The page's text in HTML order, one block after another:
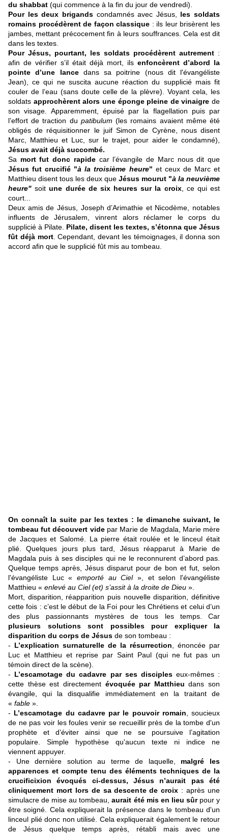
du shabbat (qui commence à la fin du jour de vendredi).
Pour les deux brigandscondamnés avec Jésus, les soldats
romains procédèrent de façon classique : ils leur brisèrent les
jambes, mettant précocement fin à leurs souffrances. Cela est dit
dans les textes.
Pour Jésus, pourtant, les soldats procédèrent autrement :
afin de vérifier s’il était déjà mort, ils enfoncèrent d’abord la
pointe d’une lancedans sa poitrine (nous dit l'évangéliste
Jean), ce qui ne suscita aucune réaction du supplicié mais fit
couler de l’eau (sans doute celle de la plèvre). Voyant cela, les
soldats approchèrent alors une éponge pleine de vinaigre de
son visage. Apparemment, épuisé par la flagellation puis par
l’effort de traction du patibulum (les romains avaient même été
obligés de réquisitionner le juif Simon de Cyrène, nous disent
Marc, Matthieu et Luc, sur le trajet, pour aider le condamné),
Jésus avait déjà succombé.
Sa mort fut donc rapidecar l’évangile de Marc nous dit que
Jésus fut crucifié "à la troisième heure" et ceux de Marc et
Matthieu disent tous les deux que Jésus mourut "à la neuvième
heure" soitune durée de six heures sur la croix, ce qui est
court...
Deux amis de Jésus, Joseph d’Arimathie et Nicodème, notables
influents de Jérusalem, vinrent alors réclamer le corps du
supplicié à Pilate. Pilate, disent les textes, s’étonna que Jésus
fût déjà mort. Cependant, devant les témoignages, il donna son
accord afin que le supplicié fût mis au tombeau.
On connaît la suite par les textes : le dimanche suivant, le
tombeau fut découvert videpar Marie de Magdala, Marie mère
de Jacques et Salomé. La pierre était roulée et le linceul était
plié. Quelques jours plus tard, Jésus réapparut à Marie de
Magdala puis à ses disciples qui ne le reconnurent d’abord pas.
Quelque temps après, Jésus disparut pour de bon et fut, selon
l'évangéliste Luc « emporté au Ciel», et selon l'évangéliste
Matthieu « enlevé au Ciel (et) s’assit à la droite de Dieu ».
Mort, disparition, réapparition puis nouvelle disparition, définitive
cette fois : c’est le début de la Foi pour les Chrétiens et celui d’un
des plus passionnants mystères de tous les temps. Car
plusieurs solutions sont possibles pour expliquer la
disparition du corps de Jésus de son tombeau :
- L’explication surnaturelle de la résurrection , énoncée par
Luc et Matthieu et reprise par Saint Paul (qui ne fut pas un
témoin direct de la scène).
- L’escamotage du cadavre par ses discipleseux-mêmes :
cette thèse est directement évoquée par Matthieu dans son
évangile, qui la disqualifie immédiatement en la traitant de
« fable ».
- L’escamotage du cadavre par le pouvoir romain , soucieux
de ne pas voir les foules venir se recueillir près de la tombe d'un
prophète et d’éviter ainsi que ne se poursuive l’agitation
populaire. Simple hypothèse qu'aucun texte ni indice ne
viennent appuyer.
- Une dernière solution au terme de laquelle, malgré les
apparences et compte tenu des éléments techniques de la
crucificixion évoqués ci-dessus, Jésus n’aurait pas été
cliniquement mort lors de sa descente de croix : après une
simulacre de mise au tombeau,aurait été mis en lieu sûrpour y
être soigné. Cela expliquerait la présence dans le tombeau d'un
linceul plié donc non utilisé. Cela expliquerait également le retour
de Jésus quelque temps après, rétabli mais avec une